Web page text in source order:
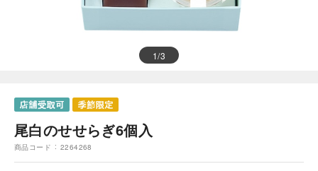
1/3
尾白のせせらぎ6個入
商品コード 2264268